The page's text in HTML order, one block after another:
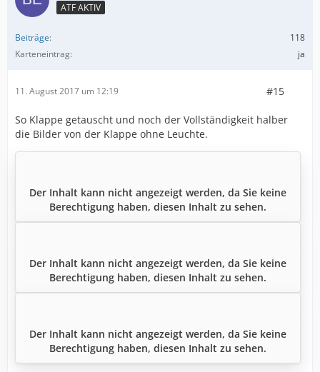
ATF AKTIV
Beiträge
118
Karteneintrag
ja
11. August 2017 um 12:19 #15
So Klappe getauscht und noch der Vollständigkeit halber
die Bilder von der Klappe ohne Leuchte.
Der Inhalt kann nicht angezeigt werden, da Sie keine
Berechtigung haben, diesen Inhalt zu sehen.
Der Inhalt kann nicht angezeigt werden, da Sie keine
Berechtigung haben, diesen Inhalt zu sehen.
Der Inhalt kann nicht angezeigt werden, da Sie keine
Berechtigung haben, diesen Inhalt zu sehen.